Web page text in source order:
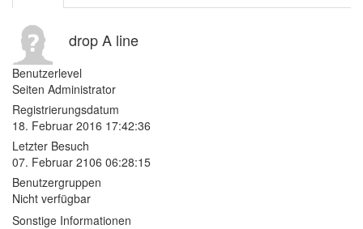
drop A line
Benutzerlevel
Seiten Administrator
Registrierungsdatum
18. Februar 2016 17:42:36
Letzter Besuch
07. Februar 2106 06:28:15
Benutzergruppen
Nicht verfügbar
Sonstige Informationen